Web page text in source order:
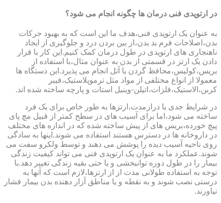
در ارتوپدی فنی درمان ها چگونه انجام می شود؟
به عنوان یک ارتوپدی فنی،هدف ما این است که به بهبود حرکات
بدن،اصلاحات فرم بد بدن،از بین بردن درد و جلوگیری از ایجاد
ناهنجاری های ارتوپدی در طول درمان کمک کنیم.این کار با قرار
دادن یک ارتز در قسمتی از بدن به عنوان مثال،با استفاده از
بریس،کولیس،محافظ گردن یا آتل انجام می پذیرد.این دستگاه ها
معمولا از انواع مختلفی از مواد مثل ترموپلاستیک،فیبر
کربن،الاستیک،فلزات،اتیلن-وینیل استات و پارچه ساخته شده اند.
در شرایط جدی یا درازمدت،ارتزها به طور خاص برای یک فرد
ساخته می شود،اما برای آسیب های در سطح کمتر از قبیل مچ پای
پیچ خورده،بریس های از پیش ساخته شده که در اندازه های مختلف
در داروخانه ها در دسترس هستند استفاده می شوند.اینها به سادگی
روی ناحیه آسیب دیده را پوشش می دهند و توسط ولکرو سفت می
شوند.عملکرد ما به عنوان یک ارتوپدی فنی می تواند کیفیت زندگی
بیمار را در طول دوره توانبخشی و یا حتی بقیه زندگی تغییر دهد.با
توجه به استفاده طولانی مدت از از ارتزها،لازم است که آنها به
درستی نصب شوند و به نقطه و یا مناطق آزار دهنده بدن بیمار فشار
نیاورند.